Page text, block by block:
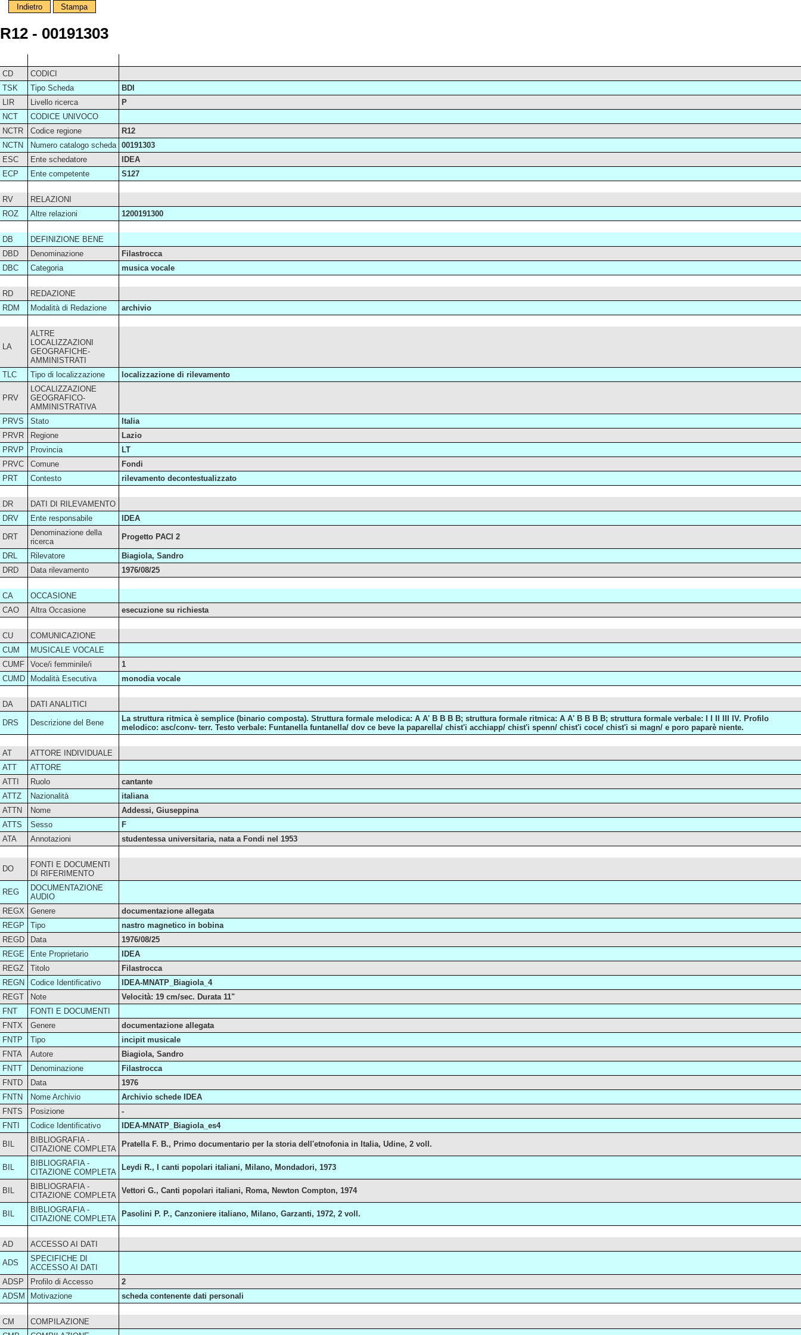
Indietro Stampa
R12 - 00191303
CD
CODICI
TSK
Tipo Scheda
BDI
LIR
Livello ricerca
P
NCT
CODICE UNIVOCO
NCTR
Codice regione
R12
NCTN
Numero catalogo scheda 00191303
ESC
Ente schedatore
IDEA
ECP
Ente competente S127
RV
RELAZIONI
ROZ
Altre relazioni 1200191300
DB
DEFINIZIONE BENE
DBD
Denominazione
Filastrocca
DBC
Categoria musica vocale
RD
REDAZIONE
RDM
Modalità di Redazione archivio
LA
ALTRE
LOCALIZZAZIONI
GEOGRAFICHE-
AMMINISTRATI
TLC
Tipo di localizzazione localizzazione di rilevamento
PRV
LOCALIZZAZIONE
GEOGRAFICO-
AMMINISTRATIVA
PRVS
Stato
Italia
PRVR
Regione
Lazio
PRVP
Provincia
LT
PRVC
Comune
Fondi
PRT
Contesto rilevamento decontestualizzato
DR
DATI DI RILEVAMENTO
DRV
Ente responsabile IDEA
DRT
Denominazione della
ricerca
Progetto PACI 2
DRL Rilevatore
Biagiola, Sandro
DRD
Data rilevamento 1976/08/25
CA
OCCASIONE
CAO
Altra Occasione esecuzione su richiesta
CU
COMUNICAZIONE
CUM
MUSICALE VOCALE
CUMF
Voce/i femminile/i
1
CUMD
Modalità Esecutiva monodia vocale
DA DATI ANALITICI
DRS Descrizione del Bene
La struttura ritmica è semplice (binario composta). Struttura formale melodica: A A' B B B B; struttura formale ritmica: A A' B B B B; struttura formale verbale: I I II III IV. Profilo
melodico: asc/conv- terr. Testo verbale: Funtanella funtanella/ dov ce beve la paparella/ chist'i acchiapp/ chist'i spenn/ chist'i coce/ chist'i si magn/ e poro paparè niente.
AT
ATTORE INDIVIDUALE
ATT
ATTORE
ATTI
Ruolo
cantante
ATTZ
Nazionalità
italiana
ATTN
Nome
Addessi, Giuseppina
ATTS
Sesso
F
ATA
Annotazioni studentessa universitaria, nata a Fondi nel 1953
DO
FONTI E DOCUMENTI
DI RIFERIMENTO
REG
DOCUMENTAZIONE
AUDIO
REGX
Genere
documentazione allegata
REGP
Tipo
nastro magnetico in bobina
REGD
Data
1976/08/25
REGE
Ente Proprietario
IDEA
REGZ
Titolo
Filastrocca
REGN
Codice Identificativo
IDEA-MNATP_Biagiola_4
REGT
Note
Velocità: 19 cm/sec. Durata 11"
FNT
FONTI E DOCUMENTI
FNTX
Genere
documentazione allegata
FNTP
Tipo
incipit musicale
FNTA
Autore
Biagiola, Sandro
FNTT
Denominazione
Filastrocca
FNTD
Data
1976
FNTN
Nome Archivio
Archivio schede IDEA
FNTS
Posizione
-
FNTI
Codice Identificativo IDEA-MNATP_Biagiola_es4
BIL
BIBLIOGRAFIA -
CITAZIONE COMPLETA
Pratella F. B., Primo documentario per la storia dell'etnofonia in Italia, Udine, 2 voll.
BIL
BIBLIOGRAFIA -
CITAZIONE COMPLETA
Leydi R., I canti popolari italiani, Milano, Mondadori, 1973
BIL
BIBLIOGRAFIA -
CITAZIONE COMPLETA
Vettori G., Canti popolari italiani, Roma, Newton Compton, 1974
BIL
BIBLIOGRAFIA -
CITAZIONE COMPLETA
Pasolini P. P., Canzoniere italiano, Milano, Garzanti, 1972, 2 voll.
AD ACCESSO AI DATI
ADS
SPECIFICHE DI
ACCESSO AI DATI
ADSP
Profilo di Accesso
2
ADSM
Motivazione scheda contenente dati personali
CM
COMPILAZIONE